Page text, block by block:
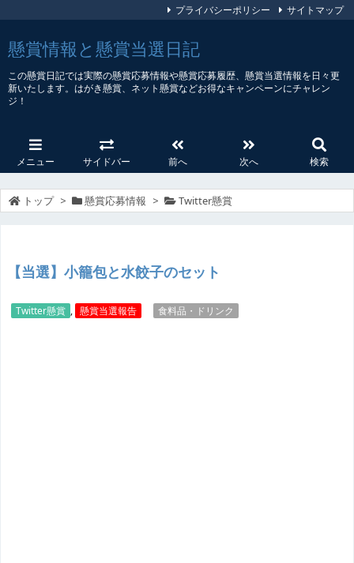
懸賞情報と懸賞当選日記
この懸賞日記では実際の懸賞応募情報や懸賞応募履歴、懸賞当選情報を日々更
新いたします。はがき懸賞、ネット懸賞などお得なキャンペーンにチャレン
ジ！
メニュー サイドバー 前へ 次へ 検索
プライバシーポリシー サイトマップ
トップ > 懸賞応募情報 > Twitter懸賞
【当選】小籠包と水餃子のセット
Twitter懸賞 , 懸賞当選報告 食料品・ドリンク